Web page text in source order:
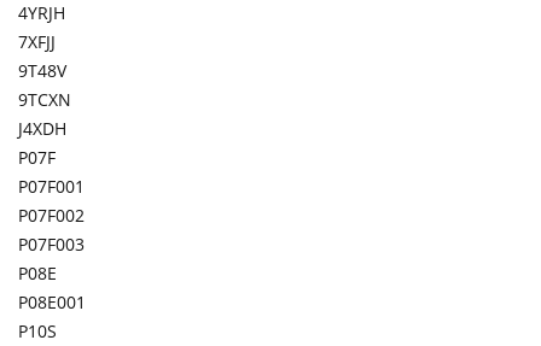
4YRJH
7XFJJ
9T48V
9TCXN
J4XDH
P07F
P07F001
P07F002
P07F003
P08E
P08E001
P10S